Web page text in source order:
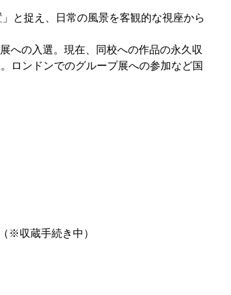
と捉え、日常の風景を客観的な視座から
への入選。現在、同校への作品の永久収
ロンドンでのグループ展への参加など国
※収蔵手続き中）